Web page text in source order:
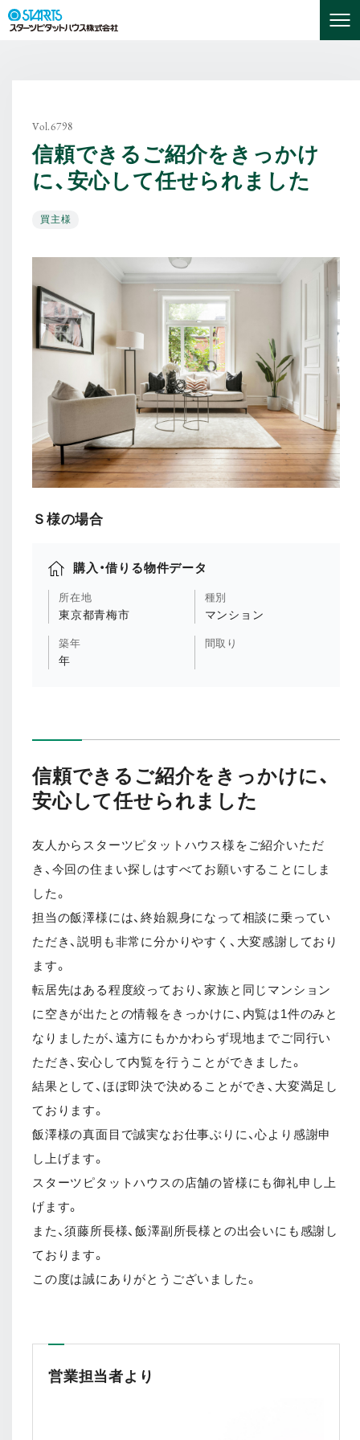
Vol.6798
信頼できるご紹介をきっかけ
に、安心して任せられました
買主様
Ｓ様の場合
購入・借りる物件データ
所在地
東京都青梅市
種別
マンション
築年
年
間取り
信頼できるご紹介をきっかけに、
安心して任せられました
友人からスターツピタットハウス様をご紹介いただ
き、今回の住まい探しはすべてお願いすることにしま
した。
担当の飯澤様には、終始親身になって相談に乗ってい
ただき、説明も非常に分かりやすく、大変感謝しており
ます。
転居先はある程度絞っており、家族と同じマンション
に空きが出たとの情報をきっかけに、内覧は1件のみと
なりましたが、遠方にもかかわらず現地までご同行い
ただき、安心して内覧を行うことができました。
結果として、ほぼ即決で決めることができ、大変満足し
ております。
飯澤様の真面目で誠実なお仕事ぶりに、心より感謝申
し上げます。
スターツピタットハウスの店舗の皆様にも御礼申し上
げます。
また、須藤所長様、飯澤副所長様との出会いにも感謝し
ております。
この度は誠にありがとうございました。
営業担当者より